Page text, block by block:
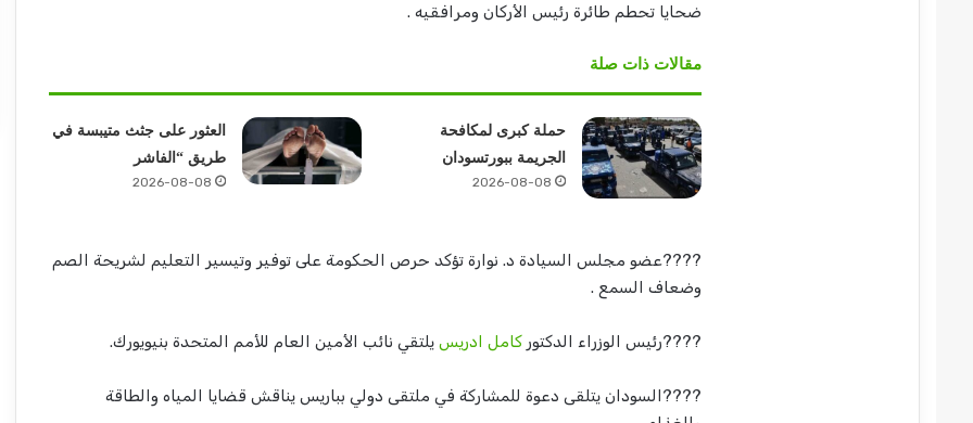
ضحايا تحطم طائرة رئيس الأركان ومرافقيه .
مقالات ذات صلة
حملة كبرى لمكافحة
الجريمة ببورتسودان
2026-08-08
العثور على جثث متيبسة في
طريق “الفاشر
2026-08-08
????عضو مجلس السيادة د. نوارة تؤكد حرص الحكومة على توفير وتيسير التعليم لشريحة الصم
وضعاف السمع .
????رئيس الوزراء الدكتور كامل ادريسيلتقي نائب الأمين العام للأمم المتحدة بنيويورك.
????السودان يتلقى دعوة للمشاركة في ملتقى دولي بباريس يناقش قضايا المياه والطاقة
الكهرباء..
وتغييرات)
2026-08-03
الكهرباء.. (تحقيقات وتغييرات) مرتقبة..